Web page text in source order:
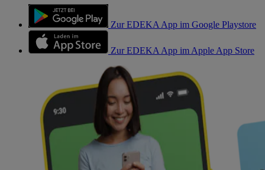
Zur EDEKA App im Google Playstore
Zur EDEKA App im Apple App Store